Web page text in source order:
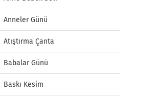
Anneler Günü
Atıştırma Çanta
Babalar Günü
Baskı Kesim